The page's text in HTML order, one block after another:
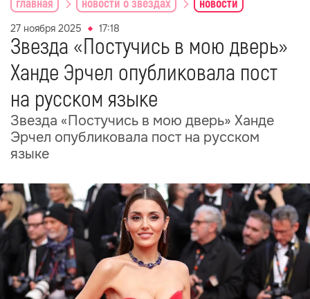
главная новости о звездах новости
27 ноября 2025 17:18
Звезда «Постучись в мою дверь»
Ханде Эрчел опубликовала пост
на русском языке
Звезда «Постучись в мою дверь» Ханде
Эрчел опубликовала пост на русском
языке